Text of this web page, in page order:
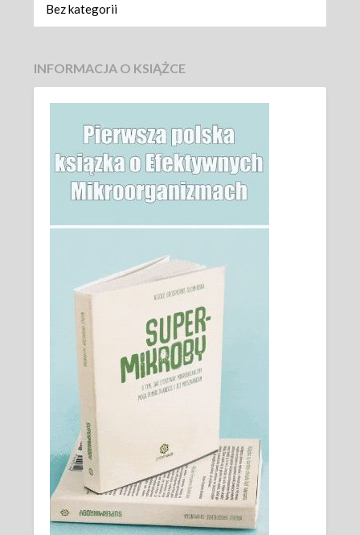
Bez kategorii
INFORMACJA O KSIĄŻCE